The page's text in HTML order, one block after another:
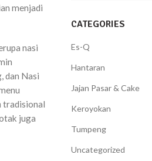
menjadi
nasi
dan Nasi
tradisional
juga
CATEGORIES
Es-Q
Hantaran
Jajan Pasar & Cake
Keroyokan
Tumpeng
Uncategorized